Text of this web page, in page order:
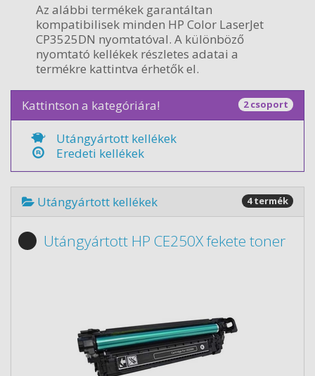
Az alábbi termékek garantáltan
kompatibilisek minden HP Color LaserJet
CP3525DN nyomtatóval. A különböző
nyomtató kellékek részletes adatai a
termékre kattintva érhetők el.
Kattintson a kategóriára! 2 csoport
Utángyártott kellékek
Eredeti kellékek
Utángyártott kellékek 4 termék
Utángyártott HP CE250X fekete toner